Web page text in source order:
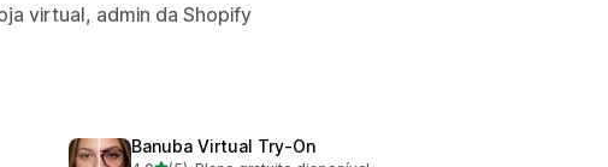
virtual, admin da Shopify
Banuba Virtual Try‑On